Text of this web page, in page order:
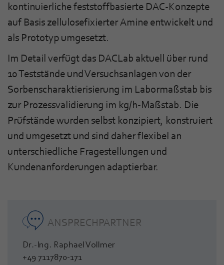
kontinuierliche feststoffbasierte DAC-Konzepte
auf Basis zellulosefixierter Amine entwickelt und
als Prototyp umgesetzt.
Im Detail verfügt das DACLab aktuell über rund
10 Teststände und Versuchsanlagen von der
Sorbenscharaktierisierung im Labormaßstab bis
zur Prozessvalidierung im kg/h-Maßstab. Die
Prüfstände wurden selbst konzipiert, konstruiert
und umgesetzt und sind daher flexibel an
unterschiedliche Fragestellungen und
Kundenanforderungen adaptierbar.
ANSPRECHPARTNER
Dr.-Ing. Raphael Vollmer
+49 7117870-171